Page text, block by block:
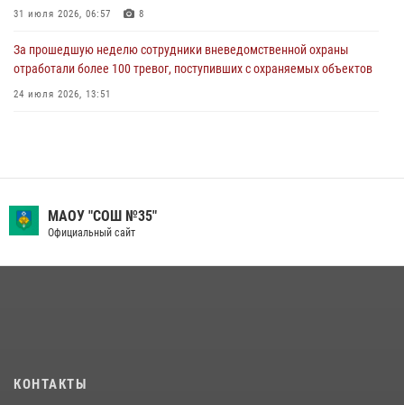
сотрудников вневедомственной охраны Росгвардии
31 июля 2026, 06:57 8
За прошедшую неделю сотрудники вневедомственной охраны
отработали более 100 тревог, поступивших с охраняемых объектов
24 июля 2026, 13:51
В Сыктывкаре состоялась торжественная присяга для
военнослужащих по призыву в Центре подготовки личного состава
В Усть-Вымском районе росгвардейцы задержала необычного
МАОУ "СОШ №35"
Официальный сайт
КОНТАКТЫ